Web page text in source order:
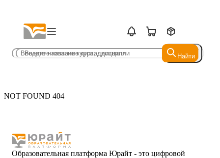
Найти
Найти
NOT FOUND 404
Образовательная платформа Юрайт - это цифровой